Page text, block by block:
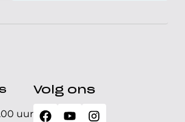
uur
Volg ons